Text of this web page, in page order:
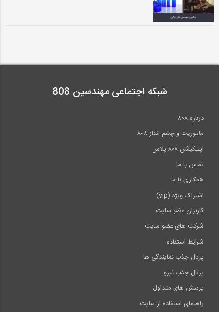
شبکه اجتماعی مهندسین 808
درباره ۸۰۸
ماموریت و چشم انداز ۸۰۸
اپلیکیشن ۸۰۸ پلاس
تماس با ما
همکاری با ما
اشتراک ویژه (vip)
کاربران عضو سایت
شرکت های عضو سایت
شرایط استفاده
پرتال جذب نمایندگی ها
پرتال جذب نیرو
پرسش های متداول
راهنمای استفاده از سایت